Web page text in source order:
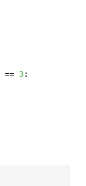
== 3 :